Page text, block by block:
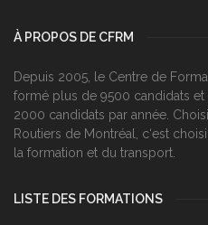
À PROPOS DE CFRM
Depuis 2005, le Centre de
formé plus de 9500 candidats
2000 candidats par année.
Routiers de Montréal, c‘est
la formation et du transport.
LISTE DES FORMATIONS